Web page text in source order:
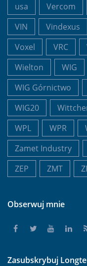
usa
Vercom
VIN
Vindexus
Voxel
VRC
Wielton
WIG
WIG Górnictwo
WIG20
WPL
WPR
Zamet Industry
ZEP
ZMT
Obserwuj mnie
Zasubskrybuj